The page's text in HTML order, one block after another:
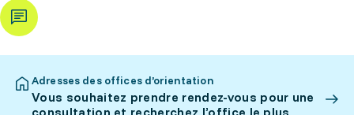
Adresses des offices d’orientation
Vous souhaitez prendre rendez-vous pour une
consultation et recherchez l’office le plus